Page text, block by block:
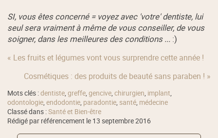
SI, vous êtes concerné = voyez avec 'votre' dentiste, lui
seul sera vraiment à même de vous conseiller, de vous
soigner, dans les meilleures des conditions ... :)
« Les fruits et légumes vont vous surprendre cette année !
Cosmétiques : des produits de beauté sans paraben ! »
Mots clés :dentiste,greffe,gencive,chirurgien, implant,
odontologie,endodontie, paradontie, santé, médecine
Classé dans :Santé et Bien-être
Rédigé par référencement le 13 septembre 2016